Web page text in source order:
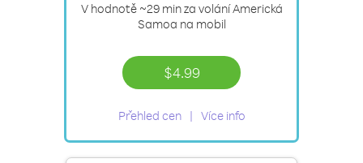
V hodnotě ~29 minza volání Americká
Samoa na mobil
$4.99
Přehled cen Více info